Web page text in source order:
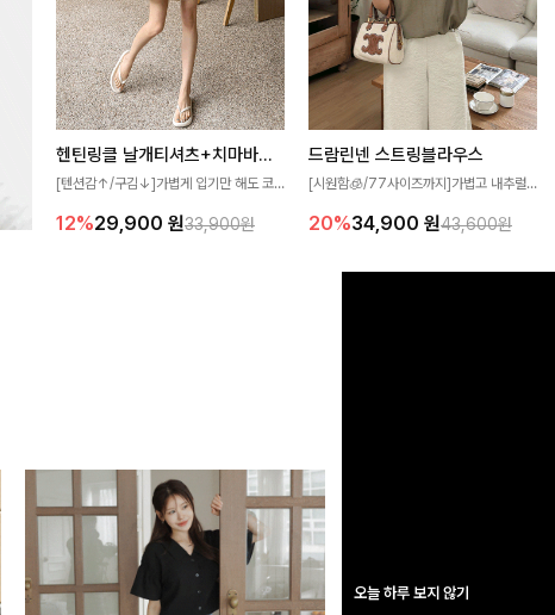
오늘 하루 보지 않기
헨틴링클 날개티셔츠+치마바지SET
[텐션감↑/구김↓]가볍게 입기만 해도 코
게 퍼지는 프릴 날개 소매가 우아한 포인트
12%29,900 원33,900원
드람린넨 스트링블라우스
[시원함🧊/77사이즈까지]가볍고 내추럴
없는 슬릿 카라 디자인이 얼굴선을 더욱 시
20%34,900 원43,600원